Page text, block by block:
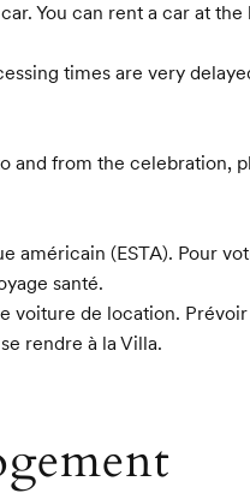
You can rent a car at the
times are very
and from the celebration,
américain (ESTA). Pour
santé.
voiture de location.
rendre à la Villa.